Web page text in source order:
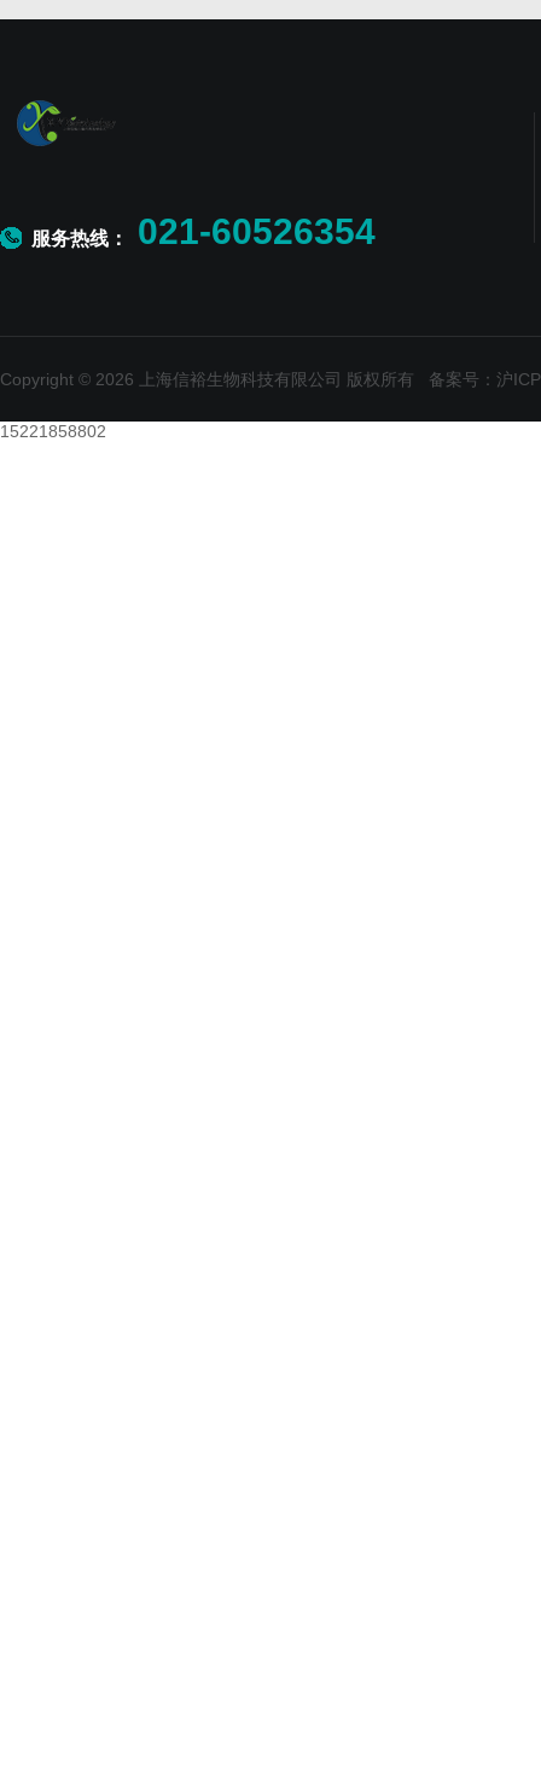
服务热线： 021-60526354
Copyright © 2026 上海信裕生物科技有限公司 版权所有 备案号：沪
15221858802